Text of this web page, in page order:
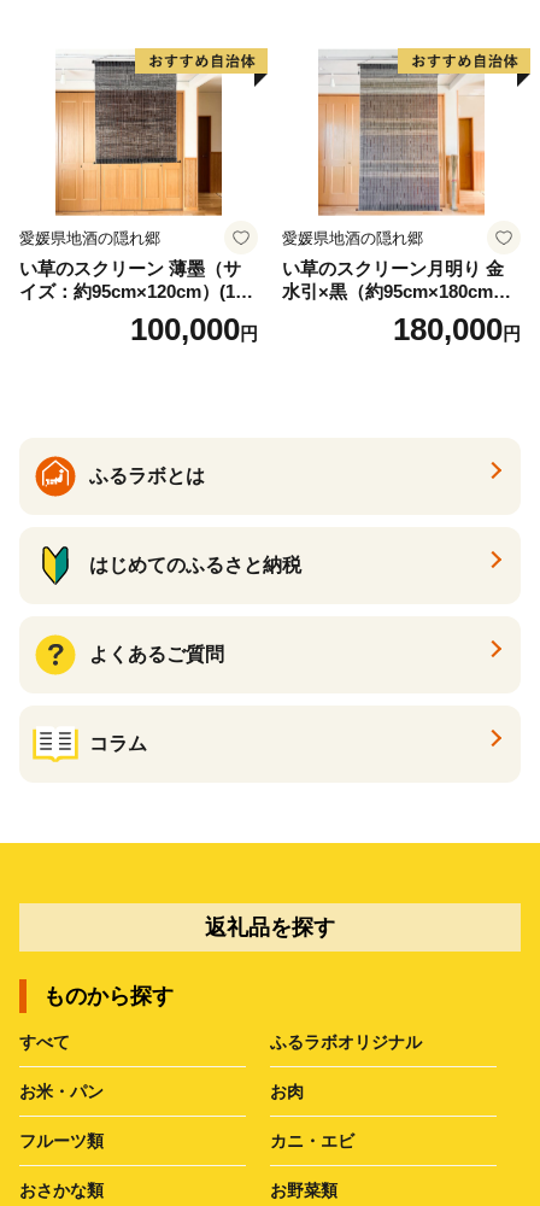
グッズ 愛知県 小牧市 お取り
寄せ 送料無料
愛媛県地酒の隠れ郷
い草のスクリーン 薄墨（サ
イズ：約95cm×120cm）(14
100,000円
愛媛県地酒の隠れ郷
い草のスクリーン月明り 金
水引×黒（約95cm×180cm）
180,000円
ふるラボとは
はじめてのふるさと納税
よくあるご質問
コラム
返礼品を探す
ものから探す
すべて ふるラボオリジナル
お米・パン お肉
フルーツ類 カニ・エビ
おさかな類 お野菜類